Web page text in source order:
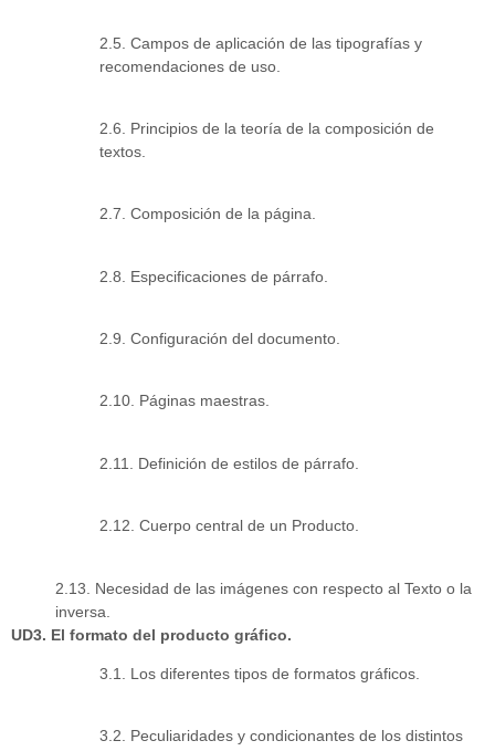
2.5. Campos de aplicación de las tipografías y
recomendaciones de uso.
2.6. Principios de la teoría de la composición de
textos.
2.7. Composición de la página.
2.8. Especificaciones de párrafo.
2.9. Configuración del documento.
2.10. Páginas maestras.
2.11. Definición de estilos de párrafo.
2.12. Cuerpo central de un Producto.
2.13. Necesidad de las imágenes con respecto al Texto o la
inversa.
UD3. El formato del producto gráfico.
3.1. Los diferentes tipos de formatos gráficos.
3.2. Peculiaridades y condicionantes de los distintos